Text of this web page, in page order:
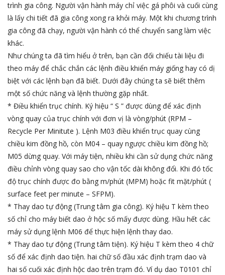
trình gia công. Người vận hành máy chỉ việc gá phôi và cuối cùng
là lấy chi tiết đã gia công xong ra khỏi máy. Một khi chương trình
gia công đã chạy, người vận hành có thể chuyển sang làm việc
khác.
Như chúng ta đã tìm hiểu ở trên, bạn cần đối chiếu tài liệu đi
theo máy để chắc chắn các lệnh điều khiển máy giống hay có dị
biệt với các lệnh bạn đã biết. Dưới đây chúng ta sẽ biết thêm
một số chức năng và lệnh thường gặp nhất.
* Điều khiển trục chính. Ký hiệu “ S ” được dùng để xác định
vòng quay của trục chính với đơn vị là vòng/phút (RPM –
Recycle Per Minitute ). Lệnh M03 điều khiển trục quay cùng
chiều kim đồng hồ, còn M04 – quay ngược chiều kim đồng hồ;
M05 dừng quay. Với máy tiện, nhiều khi cần sử dụng chức năng
điều chỉnh vòng quay sao cho vận tốc dài không đổi. Khi đó tốc
độ trục chính được đo bằng m/phút (MPM) hoặc fit mặt/phút (
surface feet per minute – SFPM).
* Thay dao tự động (Trung tâm gia công). Ký hiệu T kèm theo
số chỉ cho máy biết dao ở hộc số mấy được dùng. Hầu hết các
máy sử dụng lệnh M06 để thực hiện lệnh thay dao.
* Thay dao tự động (Trung tâm tiện). Ký hiệu T kèm theo 4 chữ
số để xác định dao tiện. hai chữ số đầu xác định trạm dao và
hai số cuối xác định hộc dao trên trạm đó. Ví dụ dao T0101 chỉ